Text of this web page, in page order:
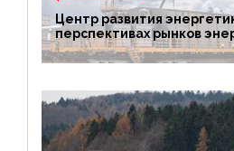
Центр развития
перспективах рынков